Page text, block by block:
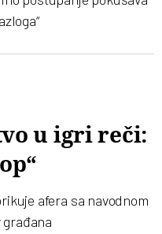
u igri reči:
afera sa navodnom